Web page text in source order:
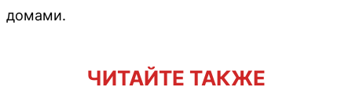
домами.
ЧИТАЙТЕ ТАКЖЕ